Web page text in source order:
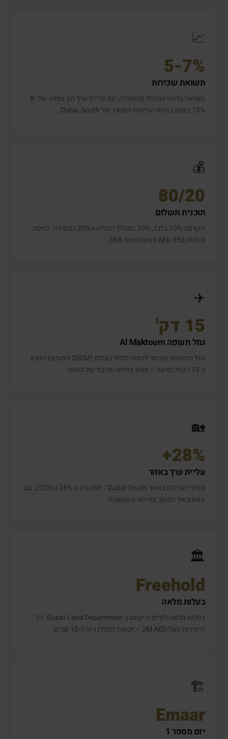
📈
5-7%
תשואת שכירות
תשואה ברוטו שנתית מהשכרה, עם עליית ערך הון צפויה של 8-
15% בשנה בזכות הפיתוח המואץ של Dubai South.
💰
80/20
תוכנית תשלום
מקדמה 10% בלבד, 70% במהלך הבנייה ו-20% במסירה. כניסה
מ-350,000 AED לטאונהאוס 3BR.
✈️
15 דק'
נמל תעופה Al Maktoum
נמל התעופה שצפוי להפוך לגדול בעולם (260M נוסעים) נמצא
ב-15 דקות נסיעה – מנוע צמיחה מרכזי של האזור.
🏡
28%+
עליית ערך באזור
מחירי הווילות באזור DIP / Dubai South עלו ב-28% ב-2025, עם
פוטנציאל המשך צמיחה משמעותי.
🏛️
Freehold
בעלות מלאה
בעלות מלאה לזרים ורישום ב-Dubai Land Department. כל
היחידות מעל 2M AED – זכאות לגולדן ויזה ל-10 שנים.
🏗️
Emaar
יזם מספר 1